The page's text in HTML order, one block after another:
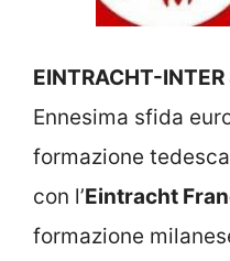
EINTRACHT-
Ennesima sfida
formazione
con l’Eintracht
formazione